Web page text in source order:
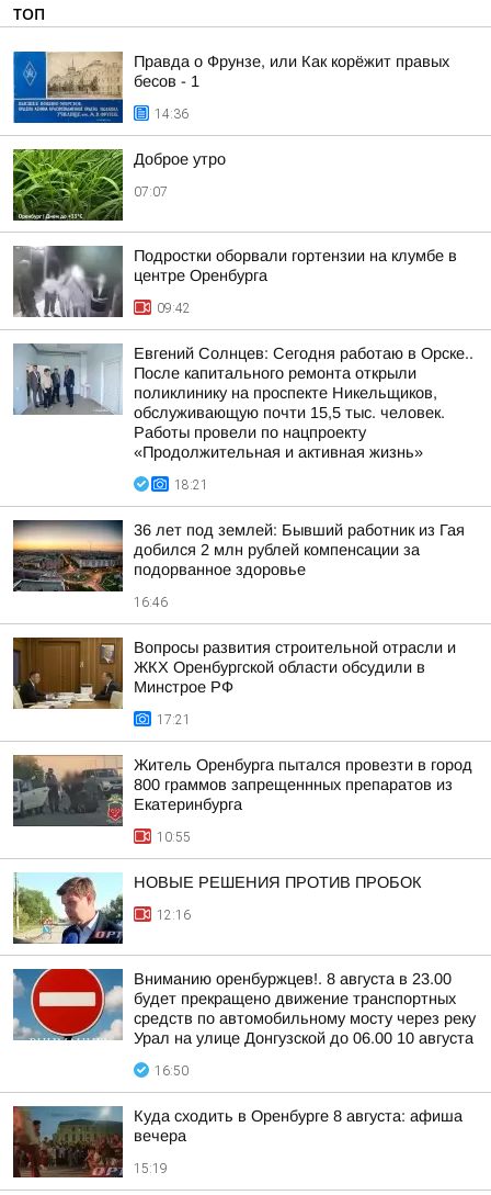
ТОП
Правда о Фрунзе, или Как корёжит правых
бесов - 1
14:36
Доброе утро
07:07
Подростки оборвали гортензии на клумбе в
центре Оренбурга
09:42
Евгений Солнцев: Сегодня работаю в Орске..
После капитального ремонта открыли
поликлинику на проспекте Никельщиков,
обслуживающую почти 15,5 тыс. человек.
Работы провели по нацпроекту
«Продолжительная и активная жизнь»
18:21
36 лет под землей: Бывший работник из Гая
добился 2 млн рублей компенсации за
подорванное здоровье
16:46
Вопросы развития строительной отрасли и
ЖКХ Оренбургской области обсудили в
Минстрое РФ
17:21
Житель Оренбурга пытался провезти в город
800 граммов запрещеннных препаратов из
Екатеринбурга
10:55
НОВЫЕ РЕШЕНИЯ ПРОТИВ ПРОБОК
12:16
Вниманию оренбуржцев!. 8 августа в 23.00
будет прекращено движение транспортных
средств по автомобильному мосту через реку
Урал на улице Донгузской до 06.00 10 августа
16:50
Куда сходить в Оренбурге 8 августа: афиша
вечера
15:19